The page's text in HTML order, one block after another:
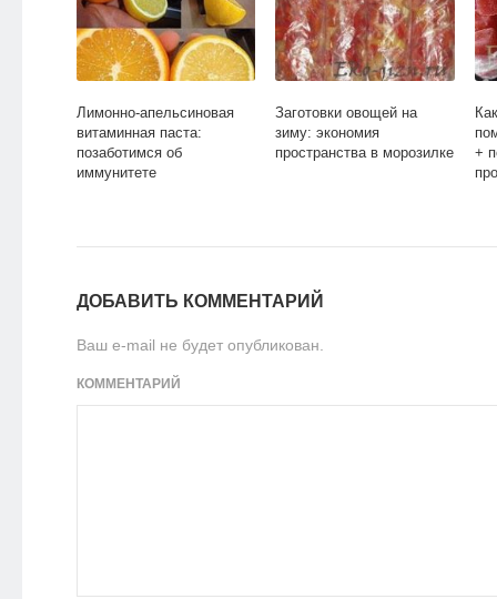
Лимонно-апельсиновая
витаминная паста:
позаботимся об
иммунитете
Заготовки овощей на
зиму: экономия
пространства в морозилке
+
ДОБАВИТЬ КОММЕНТАРИЙ
Ваш e-mail не будет опубликован.
КОММЕНТАРИЙ